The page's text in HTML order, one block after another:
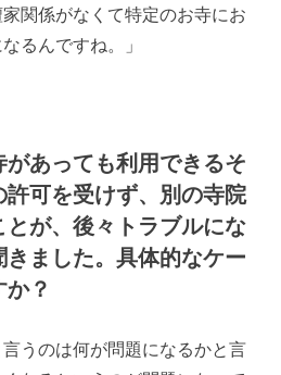
関係がなくて特定のお寺にお
るんですね。」
あっても利用できるそ
許可を受けず、別の寺院
とが、後々トラブルにな
ました。具体的なケー
？
言うのは何が問題になるかと言